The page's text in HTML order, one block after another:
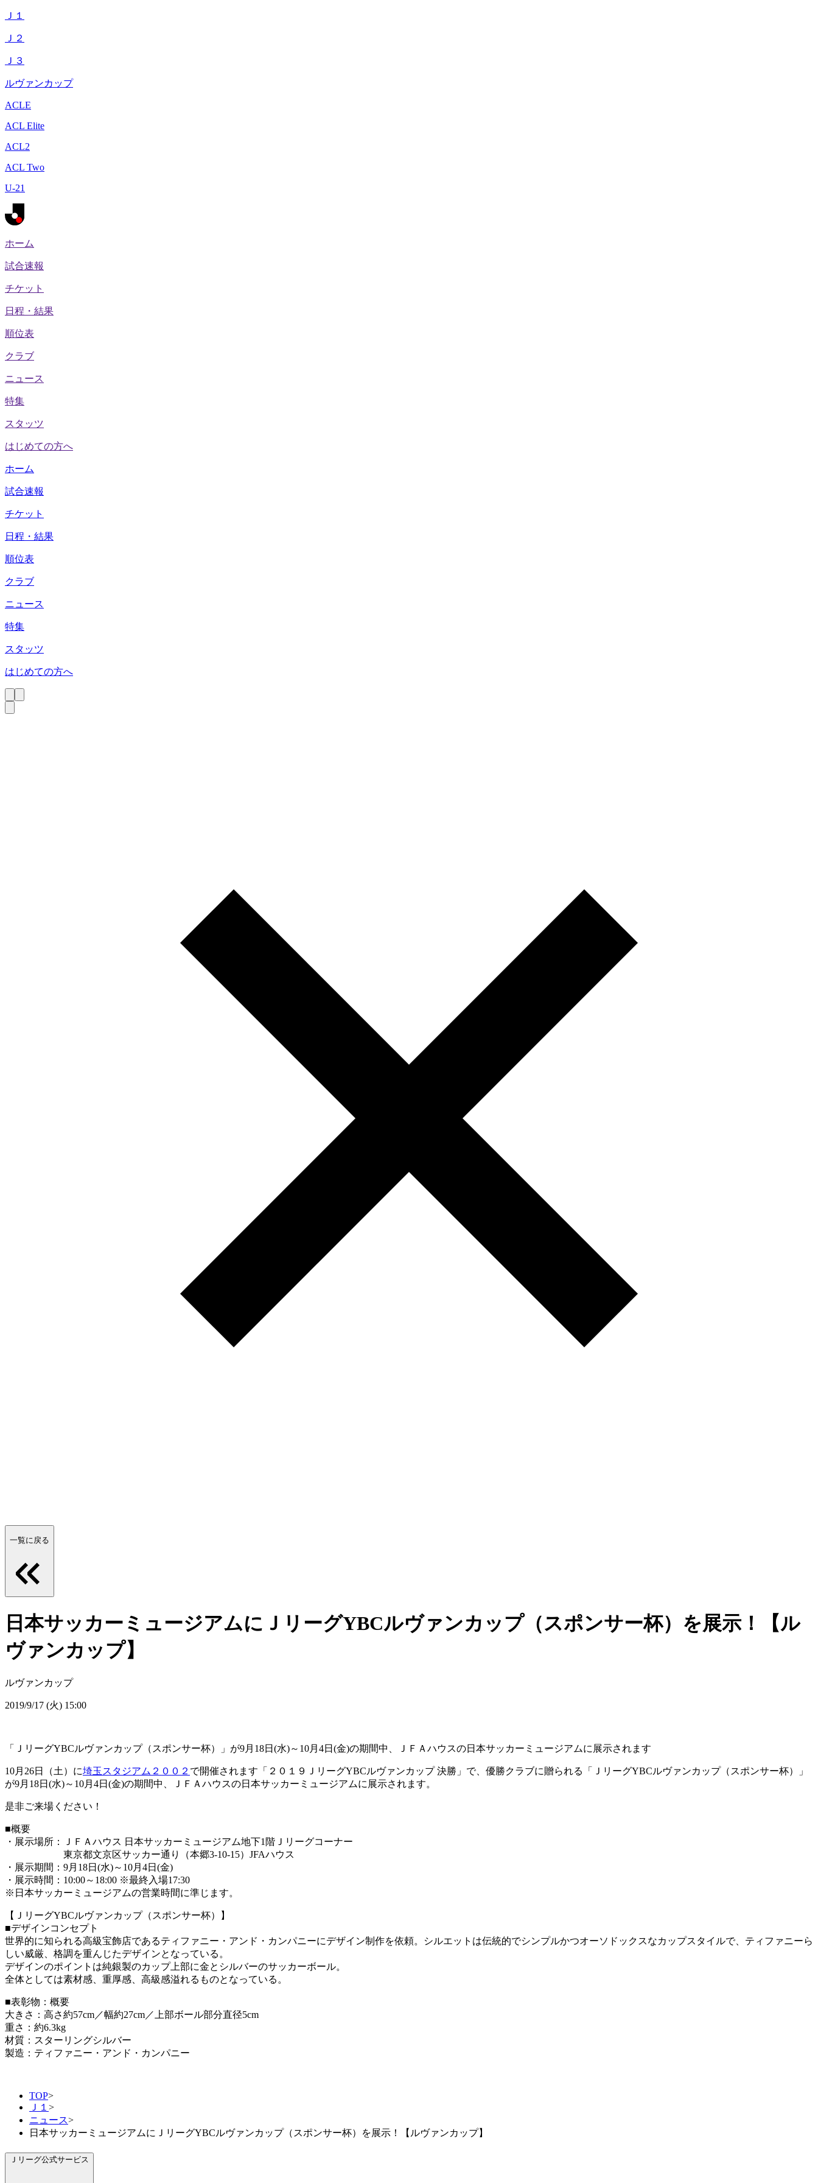
Ｊ１
Ｊ２
Ｊ３
ルヴァンカップ
ACLE
ACL Elite
ACL2
ACL Two
U-21
ホーム
試合速報
チケット
日程・結果
順位表
クラブ
ニュース
特集
スタッツ
はじめての方へ
ホーム
試合速報
チケット
日程・結果
順位表
クラブ
ニュース
特集
スタッツ
はじめての方へ
一覧に戻る
日本サッカーミュージアムにＪリーグYBCルヴァンカップ（スポンサー杯）を展示！【ル
ヴァンカップ】
ルヴァンカップ
2019/9/17 (火) 15:00
「ＪリーグYBCルヴァンカップ（スポンサー杯）」が9月18日(水)～10月4日(金)の期間中、ＪＦＡハウスの日本サッカーミュージアムに展示されます
10月26日（土）に埼玉スタジアム２００２ で開催されます「２０１９ＪリーグYBCルヴァンカップ 決勝」で、優勝クラブに贈られる「ＪリーグYBCルヴァンカップ（スポンサー杯）」
が9月18日(水)～10月4日(金)の期間中、ＪＦＡハウスの日本サッカーミュージアムに展示されます。
是非ご来場ください！
■概要
・展示場所：ＪＦＡハウス 日本サッカーミュージアム地下1階Ｊリーグコーナー
東京都文京区サッカー通り（本郷3-10-15）JFAハウス
・展示期間：9月18日(水)～10月4日(金)
・展示時間：10:00～18:00 ※最終入場17:30
※日本サッカーミュージアムの営業時間に準じます。
【ＪリーグYBCルヴァンカップ（スポンサー杯）】
■デザインコンセプト
世界的に知られる高級宝飾店であるティファニー・アンド・カンパニーにデザイン制作を依頼。シルエットは伝統的でシンプルかつオーソドックスなカップスタイルで、ティファニーら
しい威厳、格調を重んじたデザインとなっている。
デザインのポイントは純銀製のカップ上部に金とシルバーのサッカーボール。
全体としては素材感、重厚感、高級感溢れるものとなっている。
■表彰物：概要
大きさ：高さ約57cm／幅約27cm／上部ボール部分直径5cm
重さ：約6.3kg
材質：スターリングシルバー
製造：ティファニー・アンド・カンパニー
TOP>
Ｊ１ >
ニュース>
日本サッカーミュージアムにＪリーグYBCルヴァンカップ（スポンサー杯）を展示！【ルヴァンカップ】
Ｊリーグ公式サービス